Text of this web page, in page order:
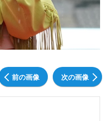
前の画像 次の画像